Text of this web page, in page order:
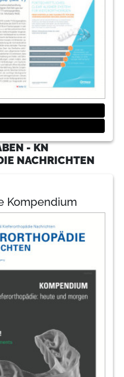
- KN
NACHRICHTEN
Kompendium